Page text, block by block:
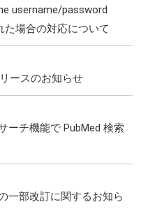
username/password
た場合の対応について
ースのお知らせ
ーチ機能で PubMed 検索
一部改訂に関するお知ら